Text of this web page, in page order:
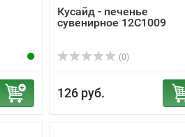
Кусайд - печенье
сувенирное 12С1009
(0)
126 руб.